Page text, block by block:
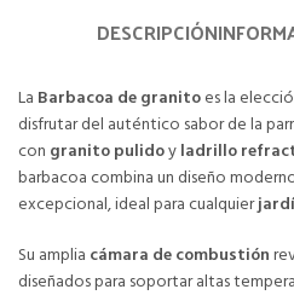
DESCRIPCIÓN
La Barbacoa de granitoes la
disfrutar del auténtico sabor de la
con granito pulidoyladrillo
barbacoa combina un diseño
excepcional, ideal para cualquier
Su amplia cámara de combustión
diseñados para soportar altas